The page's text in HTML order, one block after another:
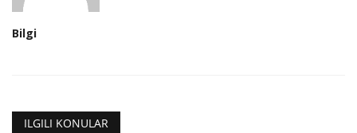
Bilgi
ILGILI KONULAR